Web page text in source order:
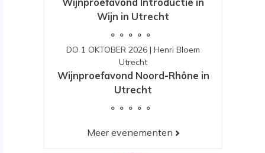
Wijnproefavond Introductie in
Wijn in Utrecht
DO 1 OKTOBER 2026 | Henri Bloem
Utrecht
Wijnproefavond Noord-Rhône in
Utrecht
Meer evenementen